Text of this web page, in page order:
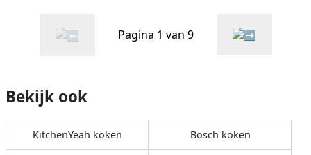
Pagina 1 van 9
Bekijk ook
KitchenYeah koken Bosch koken